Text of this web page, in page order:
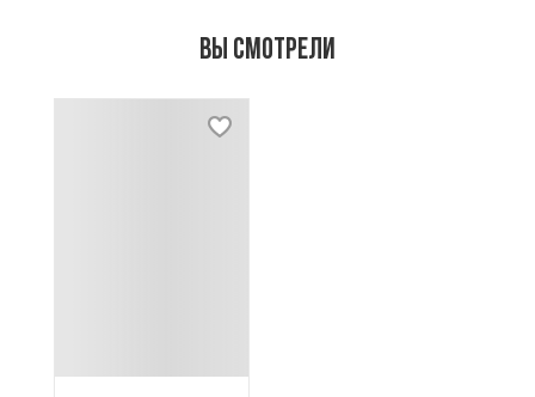
Вы смотрели